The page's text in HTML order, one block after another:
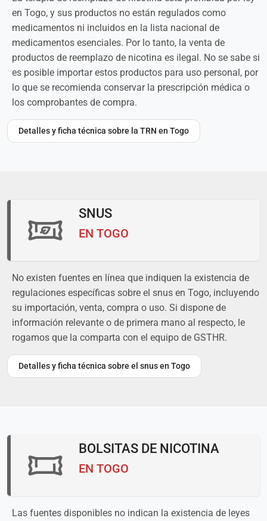
en Togo, y sus productos no están regulados como
medicamentos ni incluidos en la lista nacional de
medicamentos esenciales. Por lo tanto, la venta de
productos de reemplazo de nicotina es ilegal. No se sabe si
es posible importar estos productos para uso personal, por
lo que se recomienda conservar la prescripción médica o
los comprobantes de compra.
Detalles y ficha técnica sobre la TRN en Togo
SNUS
EN TOGO
No existen fuentes en línea que indiquen la existencia de
regulaciones específicas sobre el snus en Togo, incluyendo
su importación, venta, compra o uso. Si dispone de
información relevante o de primera mano al respecto, le
rogamos que la comparta con el equipo de GSTHR.
Detalles y ficha técnica sobre el snus en Togo
BOLSITAS DE NICOTINA
EN TOGO
Las fuentes disponibles no indican la existencia de leyes